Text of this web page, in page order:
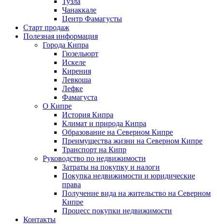
Чанаккале
Центр Фамагусты
Старт продаж
Полезная информация
Города Кипра
Гюзельюрт
Искеле
Кирения
Левкоша
Лефке
Фамагуста
О Кипре
История Кипра
Климат и природа Кипра
Образование на Северном Кипре
Преимущества жизни на Северном Кипре
Транспорт на Кипр
Руководство по недвижимости
Затраты на покупку и налоги
Покупка недвижимости и юридические
права
Получение вида на жительство на Северном
Кипре
Процесс покупки недвижимости
Контакты